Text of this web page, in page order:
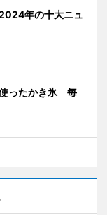
年の十大ニュ
ったかき氷 毎